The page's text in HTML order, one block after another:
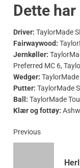
Dette har
Driver: TaylorMade
Fairwaywood:
Jernkøller:
Preferred MC 6,
Wedger: TaylorMade
Putter: TaylorMade
Ball: TaylorMade
Klær og fottøy:
Previous